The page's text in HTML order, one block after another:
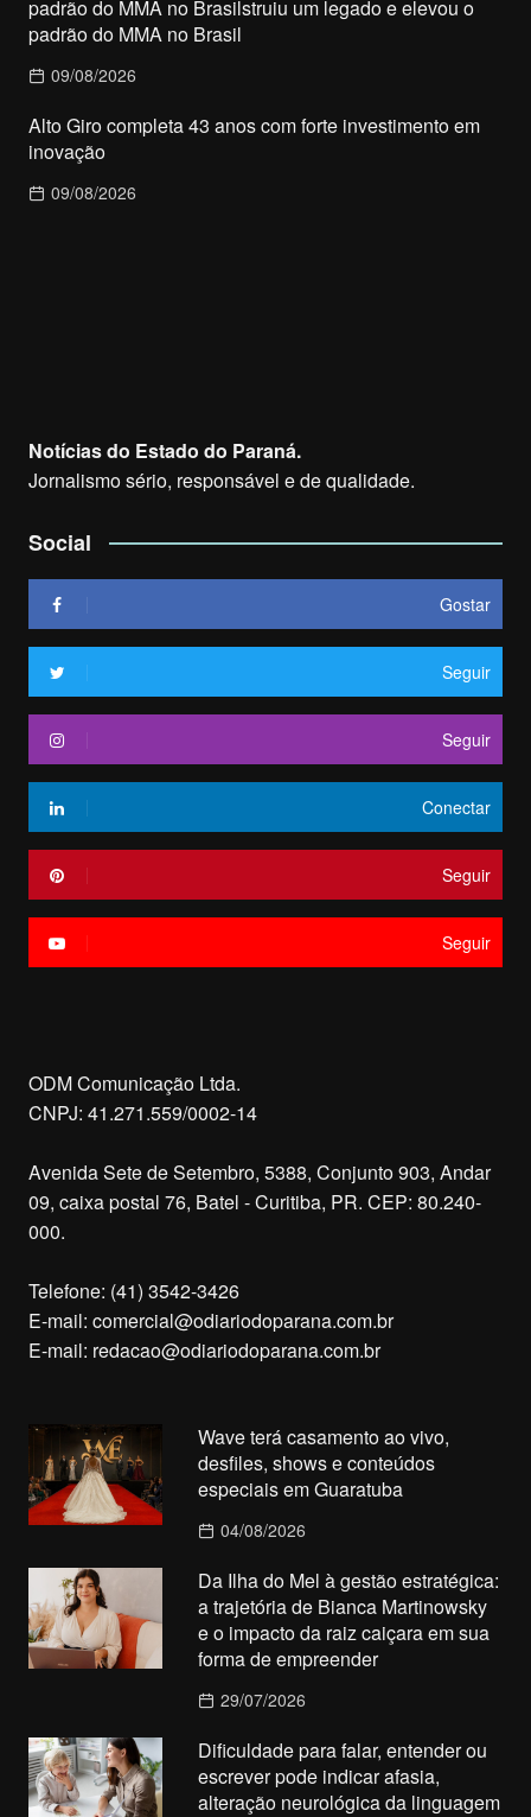
padrão do MMA no Brasilstruiu um legado e elevou o
padrão do MMA no Brasil
09/08/2026
Alto Giro completa 43 anos com forte investimento em
inovação
09/08/2026
Notícias do Estado do Paraná.
Jornalismo sério, responsável e de qualidade.
Social
Gostar
Seguir
Seguir
Conectar
Seguir
Seguir
ODM Comunicação Ltda.
CNPJ: 41.271.559/0002-14
Avenida Sete de Setembro, 5388, Conjunto 903, Andar
09, caixa postal 76, Batel - Curitiba, PR. CEP: 80.240-
000.
Telefone: (41) 3542-3426
E-mail: comercial@odiariodoparana.com.br
E-mail: redacao@odiariodoparana.com.br
Wave terá casamento ao vivo,
desfiles, shows e conteúdos
especiais em Guaratuba
04/08/2026
Da Ilha do Mel à gestão estratégica:
a trajetória de Bianca Martinowsky
e o impacto da raiz caiçara em sua
forma de empreender
29/07/2026
Dificuldade para falar, entender ou
escrever pode indicar afasia,
alteração neurológica da linguagem